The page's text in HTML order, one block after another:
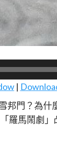
|
邦門？為什
羅馬鬧劇